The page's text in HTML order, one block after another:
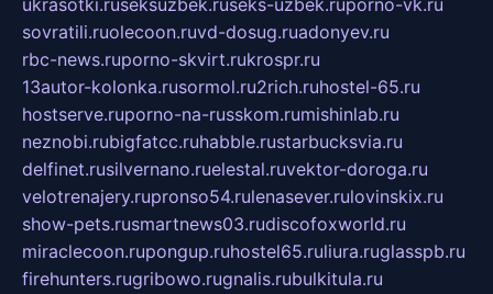
ukrasotki.ruseksuzbek.ruseks-uzbek.ruporno-vk.ru
sovratili.ruolecoon.ruvd-dosug.ruadonyev.ru
rbc-news.ruporno-skvirt.rukrospr.ru
13autor-kolonka.rusormol.ru2rich.ruhostel-65.ru
hostserve.ruporno-na-russkom.rumishinlab.ru
neznobi.rubigfatcc.ruhabble.rustarbucksvia.ru
delfinet.rusilvernano.ruelestal.ruvektor-doroga.ru
velotrenajery.rupronso54.rulenasever.rulovinskix.ru
show-pets.rusmartnews03.rudiscofoxworld.ru
miraclecoon.rupongup.ruhostel65.ruliura.ruglasspb.ru
firehunters.rugribowo.rugnalis.rubulkitula.ru